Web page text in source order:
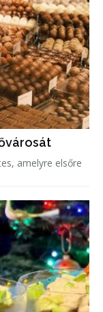
amelyre elsőre